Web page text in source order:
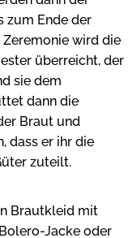
zum Ende der
Zeremonie wird die
überreicht, der
sie dem
dann die
Braut und
dass er ihr die
zuteilt.
Brautkleid mit
Jacke oder